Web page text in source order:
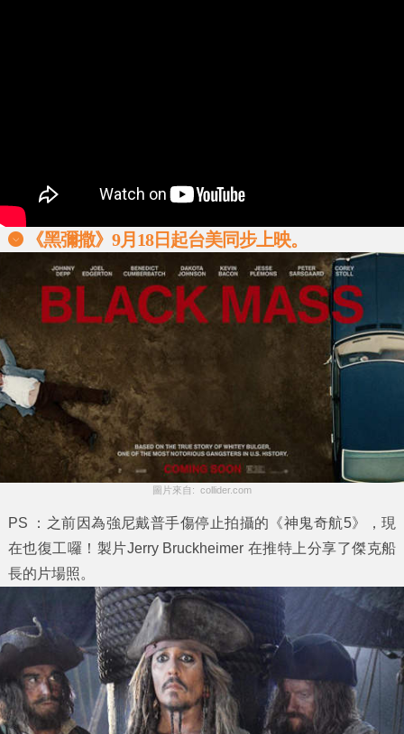
《黑彌撒》9月18日起台美同步上映。
圖片來自:  collider.com
PS ：之前因為強尼戴普手傷停止拍攝的《神鬼奇航5》，現
在也復工囉！製片Jerry Bruckheimer 在推特上分享了傑克船
長的片場照。